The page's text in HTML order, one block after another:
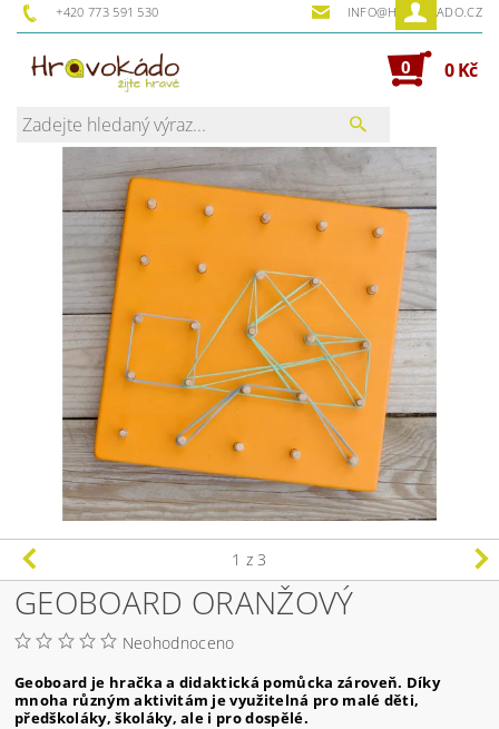
+420 773 591 530 INFO@HRAVOKADO.CZ
0 0 Kč
1 z 3
GEOBOARD ORANŽOVÝ
Neohodnoceno
Geoboard je hračka a didaktická pomůcka zároveň. Díky
mnoha různým aktivitám je využitelná pro malé děti,
předškoláky, školáky, ale i pro dospělé.